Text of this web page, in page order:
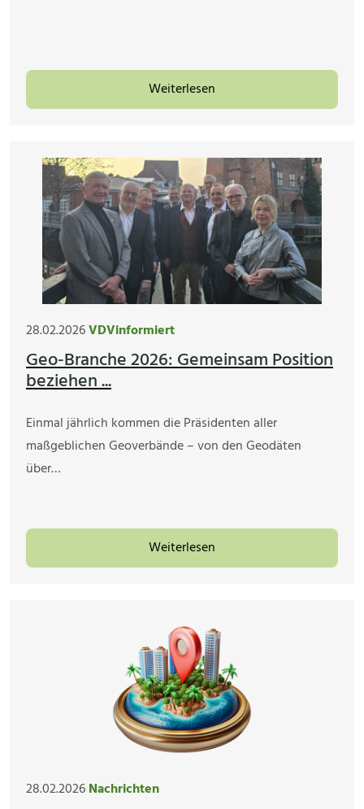
Weiterlesen
28.02.2026VDVinformiert
Geo-Branche 2026: Gemeinsam Position
beziehen ...
Einmal jährlich kommen die Präsidenten aller
maßgeblichen Geoverbände – von den Geodäten
über…
Weiterlesen
28.02.2026Nachrichten